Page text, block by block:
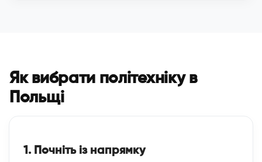
Як вибрати політехніку в
Польщі
1. Почніть із напрямку